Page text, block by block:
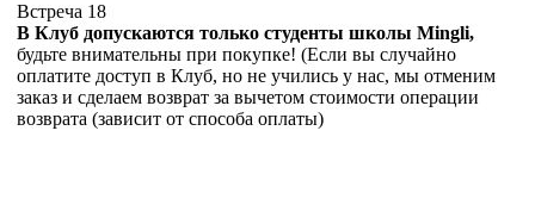
Встреча 18
В Клуб допускаются только студенты школы Mingli,
будьте внимательны при покупке! (Если вы случайно
оплатите доступ в Клуб, но не учились у нас, мы отменим
заказ и сделаем возврат за вычетом стоимости операции
возврата (зависит от способа оплаты)